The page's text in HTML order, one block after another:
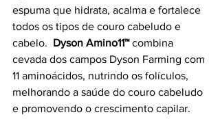
espuma que hidrata, acalma e fortalece
todos os tipos de couro cabeludo e
cabelo. Dyson Amino11™ combina
cevada dos campos Dyson Farming com
11 aminoácidos, nutrindo os folículos,
melhorando a saúde do couro cabeludo
e promovendo o crescimento capilar.